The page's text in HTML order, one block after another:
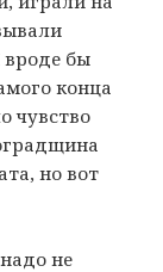
вроде бы
конца
чувство
но вот
не